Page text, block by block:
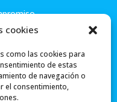
cookies
como las cookies para
de estas
de navegación o
el consentimiento,